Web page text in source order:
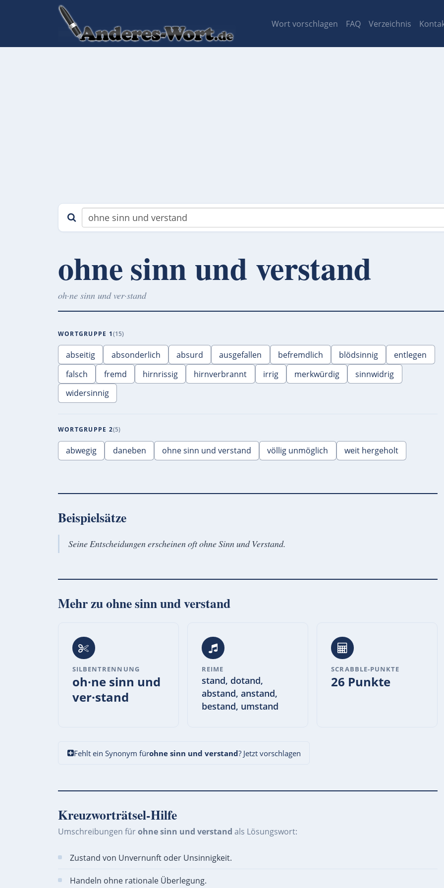
Wort vorschlagen FAQ Verzeichnis
ohne sinn und verstand
oh·ne sinn und ver·stand
WORTGRUPPE 1 15
abseitig absonderlich absurd ausgefallen befremdlich blödsinnig
entlegen
falsch
fremd hirnrissig hirnverbrannt irrig merkwürdig
sinnwidrig
widersinnig
WORTGRUPPE 2 5
abwegig daneben ohne sinn und verstand völlig unmöglich weit hergeholt
Beispielsätze
Seine Entscheidungen erscheinen oft ohne Sinn und Verstand.
Mehr zuohne sinn und verstand
SILBENTRENNUNG
oh·ne sinn und
ver·stand
REIME
stand, dotand,
abstand, anstand,
bestand, umstand
SCRABBLE-PUNKTE
26 Punkte
Fehlt ein Synonym fürohne sinn und verstand? Jetzt vorschlagen
Kreuzworträtsel-Hilfe
Umschreibungen fürohne sinn und verstand als Lösungswort:
Zustand von Unvernunft oder Unsinnigkeit.
Handeln ohne rationale Überlegung.